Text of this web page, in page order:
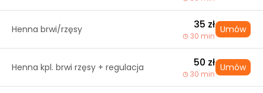
Henna brwi/rzęsy 35 zł
30 min
Umów
Henna kpl. brwi rzęsy + regulacja 50 zł
30 min
Umów